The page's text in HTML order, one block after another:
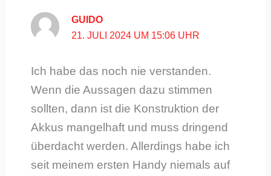
GUIDO
21. JULI 2024 UM 15:06 UHR
Ich habe das noch nie verstanden.
Wenn die Aussagen dazu stimmen
sollten, dann ist die Konstruktion der
Akkus mangelhaft und muss dringend
überdacht werden. Allerdings habe ich
seit meinem ersten Handy niemals auf